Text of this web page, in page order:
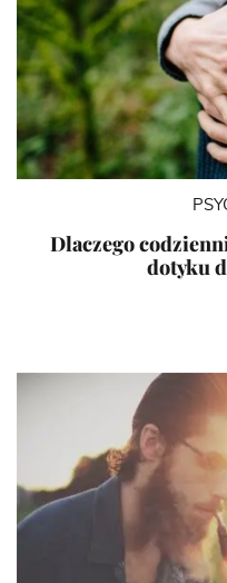
Dlaczego
dotyku